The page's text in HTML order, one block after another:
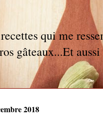
qui me
gâteaux...Et
2018